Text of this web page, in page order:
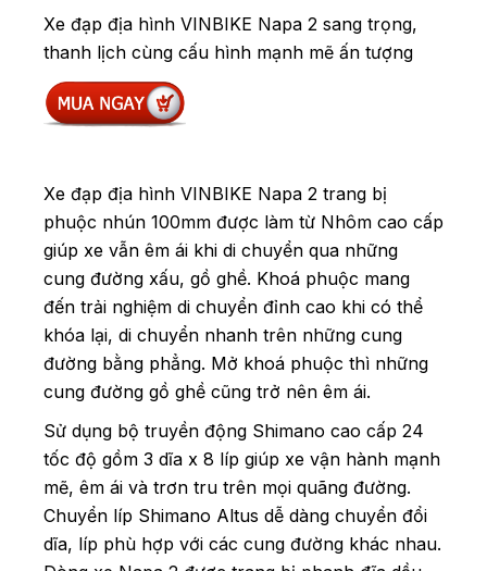
Xe đạp địa hình VINBIKE Napa 2 sang trọng,
thanh lịch cùng cấu hình mạnh mẽ ấn tượng
Xe đạp địa hình VINBIKE Napa 2 trang bị
phuộc nhún 100mm được làm từ Nhôm cao cấp
giúp xe vẫn êm ái khi di chuyển qua những
cung đường xấu, gồ ghề. Khoá phuộc mang
đến trải nghiệm di chuyển đỉnh cao khi có thể
khóa lại, di chuyển nhanh trên những cung
đường bằng phẳng. Mở khoá phuộc thì những
cung đường gồ ghề cũng trở nên êm ái.
Sử dụng bộ truyền động Shimano cao cấp 24
tốc độ gồm 3 dĩa x 8 líp giúp xe vận hành mạnh
mẽ, êm ái và trơn tru trên mọi quãng đường.
Chuyển líp Shimano Altus dễ dàng chuyển đổi
dĩa, líp phù hợp với các cung đường khác nhau.